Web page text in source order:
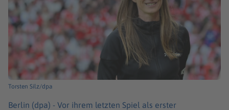
Torsten Silz/dpa
Berlin (dpa) - Vor ihrem letzten Spiel als erster